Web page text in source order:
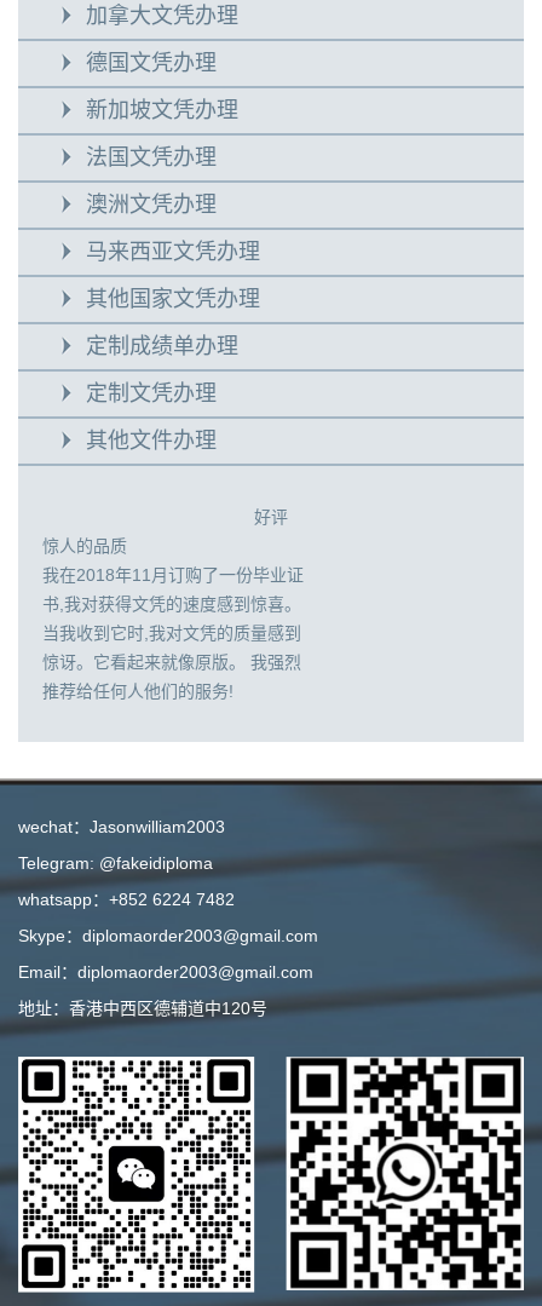
加拿大文凭办理
德国文凭办理
新加坡文凭办理
法国文凭办理
澳洲文凭办理
马来西亚文凭办理
其他国家文凭办理
定制成绩单办理
定制文凭办理
其他文件办理
好评
惊人的品质
我在2018年11月订购了一份毕业证
书,我对获得文凭的速度感到惊喜。
当我收到它时,我对文凭的质量感到
惊讶。它看起来就像原版。 我强烈
推荐给任何人他们的服务!
wechat：Jasonwilliam2003
Telegram: @fakeidiploma
whatsapp：+852 6224 7482
Skype：diplomaorder2003@gmail.com
Email：diplomaorder2003@gmail.com
地址：香港中西区德辅道中120号